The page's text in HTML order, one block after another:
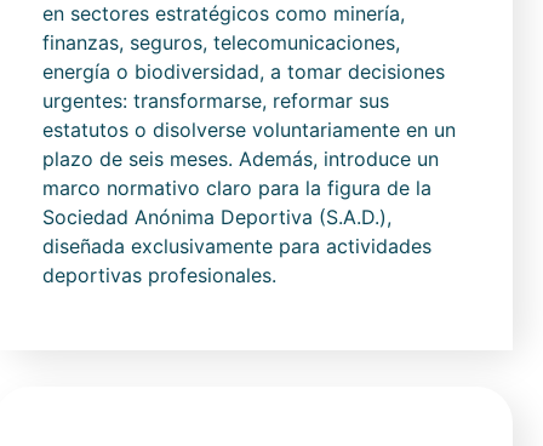
en sectores estratégicos como minería,
finanzas, seguros, telecomunicaciones,
energía o biodiversidad, a tomar decisiones
urgentes: transformarse, reformar sus
estatutos o disolverse voluntariamente en un
plazo de seis meses. Además, introduce un
marco normativo claro para la figura de la
Sociedad Anónima Deportiva (S.A.D.),
diseñada exclusivamente para actividades
deportivas profesionales.